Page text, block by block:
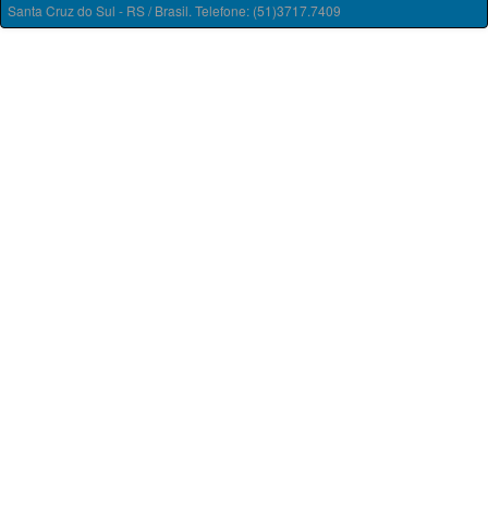
Santa Cruz do Sul - RS / Brasil. Telefone: (51)3717.7409